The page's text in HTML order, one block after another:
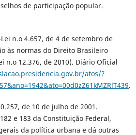
de participação popular.
n.o 4.657, de 4 de setembro de
às normas do Direito Brasileiro
n.o 12.376, de 2010). Diário Oficial
atos/?
.
de 10 de julho de 2001.
e 183 da Constituição Federal,
da política urbana e dá outras